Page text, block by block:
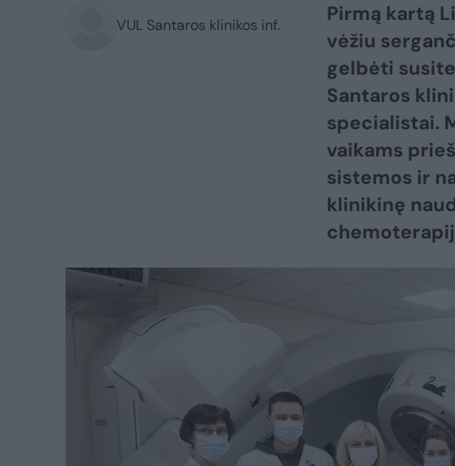
VUL Santaros klinikos inf.
Pirmą kartą
vėžiu
gelbėti
Santaros
specialistai.
vaikams
sistemos ir
klinikinę